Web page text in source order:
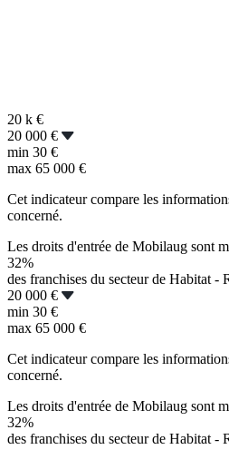
20 k €
20 000 €
min 30 €
max 65 000 €
Cet indicateur compare les
concerné.
Les droits d'entrée de Mobilaug sont
32%
des franchises du secteur de Habitat -
20 000 €
min 30 €
max 65 000 €
Cet indicateur compare les
concerné.
Les droits d'entrée de Mobilaug sont
32%
des franchises du secteur de Habitat -